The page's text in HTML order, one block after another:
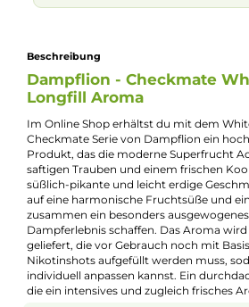
Bei Fragen zu diesem Artikel
Experten schnell und
E-Mail
🧮Zum Liquid-Rechner– dein
exakt berechnen: Basis, Aroma und